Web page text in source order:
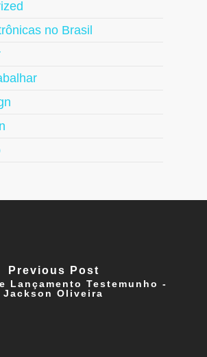
no Brasil
Previous Post
Lançamento Testemunho -
Jackson Oliveira